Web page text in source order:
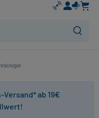
Versand* ab 19€